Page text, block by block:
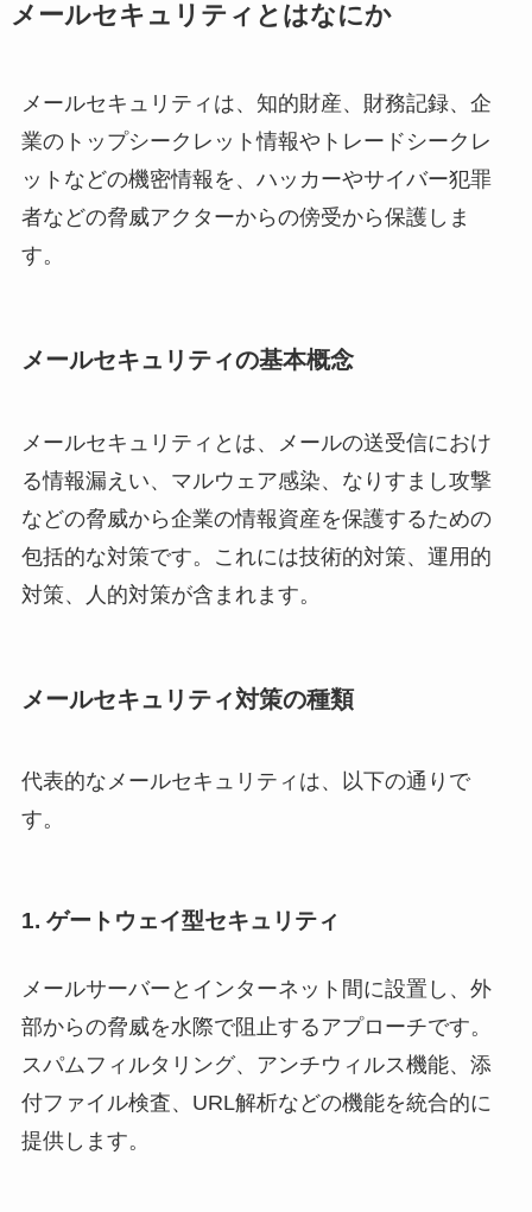
メールセキュリティとはなにか
メールセキュリティは、知的財産、財務記録、企
業のトップシークレット情報やトレードシークレ
ットなどの機密情報を、ハッカーやサイバー犯罪
者などの脅威アクターからの傍受から保護しま
す。
メールセキュリティの基本概念
メールセキュリティとは、メールの送受信におけ
る情報漏えい、マルウェア感染、なりすまし攻撃
などの脅威から企業の情報資産を保護するための
包括的な対策です。これには技術的対策、運用的
対策、人的対策が含まれます。
メールセキュリティ対策の種類
代表的なメールセキュリティは、以下の通りで
す。
1. ゲートウェイ型セキュリティ
メールサーバーとインターネット間に設置し、外
部からの脅威を水際で阻止するアプローチです。
スパムフィルタリング、アンチウィルス機能、添
付ファイル検査、URL解析などの機能を統合的に
提供します。